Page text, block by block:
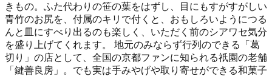
きもの。ふた代わりの笹の葉をはずし、目にもすがすがしい
青竹のお尻を、付属のキリで付くと、おもしろいようにつる
んと皿にすべり出るのも楽しく、いただく前のシアワセ気分
を盛り上げてくれます。 地元のみならず行列のできる「葛
切り」の店として、全国の京都ファンに知られる祇園の老舗
「鍵善良房」。でも実は手みやげや取り寄せができる和菓子